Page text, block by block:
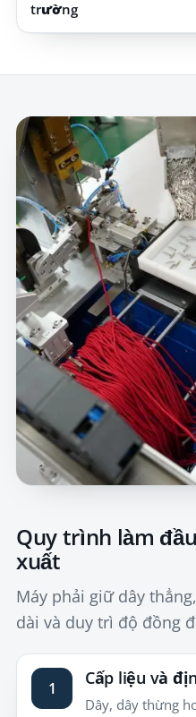
trường
Quy trình làm
xuất
Máy phải giữ dây
dài và duy trì độ đồng
1 Cấp liệu và
Dây, dây thừng